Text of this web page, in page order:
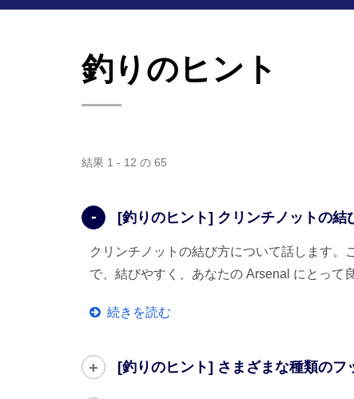
釣りのヒント
結果 1 - 12 の 65
[釣りのヒント] クリンチノットの結
クリンチノットの結び方について話します。
で、結びやすく、あなたの Arsenal にとって
続きを読む
[釣りのヒント] さまざまな種類のフ